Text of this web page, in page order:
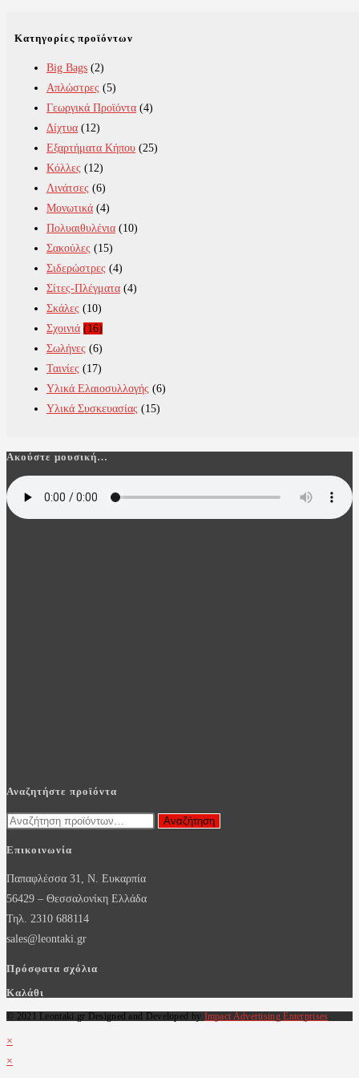
Κατηγορίες προϊόντων
Big Bags (2)
Απλώστρες (5)
Γεωργικά Προϊόντα (4)
Δίχτυα (12)
Εξαρτήματα Κήπου (25)
Κόλλες (12)
Λινάτσες (6)
Μονωτικά (4)
Πολυαιθυλένια (10)
Σακούλες (15)
Σιδερώστρες (4)
Σίτες-Πλέγματα (4)
Σκάλες (10)
Σχοινιά (16)
Σωλήνες (6)
Ταινίες (17)
Υλικά Ελαιοσυλλογής (6)
Υλικά Συσκευασίας (15)
Ακούστε μουσική…
Αναζητήστε προϊόντα
Αναζήτηση
Αναζήτηση
Επικοινωνία
Παπαφλέσσα 31, Ν. Ευκαρπία
56429 – Θεσσαλονίκη Ελλάδα
Τηλ. 2310 688114
sales@leontaki.gr
Πρόσφατα σχόλια
Καλάθι
© 2021 Leontaki.gr Designed and Developed by Impact Advertising Enterprises.
×
×